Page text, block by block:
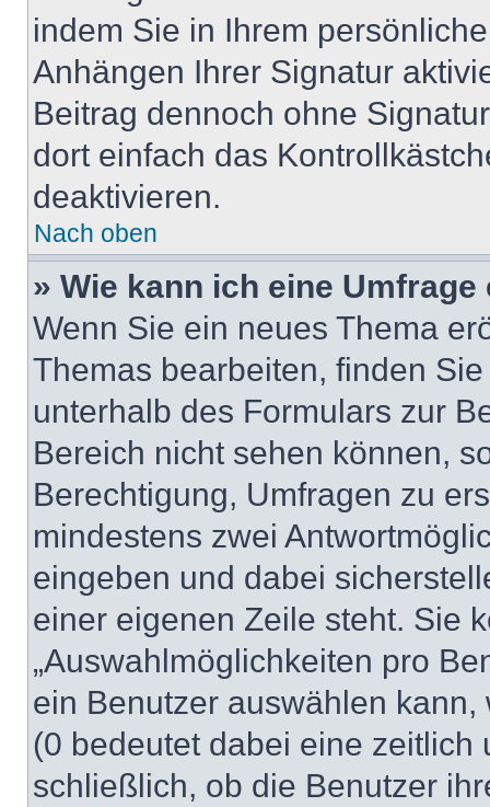
indem Sie in Ihrem
Anhängen Ihrer Signatur
Beitrag dennoch ohne
dort einfach das
deaktivieren.
Nach oben
» Wie kann ich eine
Wenn Sie ein neues Thema
Themas bearbeiten, finden
unterhalb des Formulars zur
Bereich nicht sehen können,
Berechtigung, Umfragen zu
mindestens zwei
eingeben und dabei
einer eigenen Zeile steht. Sie
„Auswahlmöglichkeiten pro
ein Benutzer auswählen
(0 bedeutet dabei eine
schließlich, ob die Benutzer